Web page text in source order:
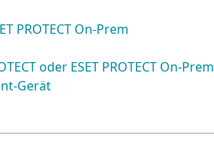
PROTECT On-Prem
oder ESET PROTECT On-Prem
Gerät